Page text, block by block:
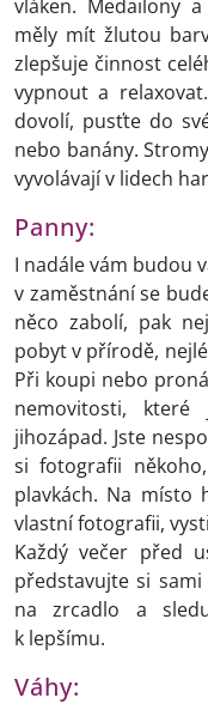
vláken. Medailony
měly mít žlutou
zlepšuje činnost
vypnout a
dovolí, pusťte do
nebo banány.
vyvolávají v lidech
Panny:
I nadále vám budou
v zaměstnání se
něco zabolí, pak
pobyt v přírodě,
Při koupi nebo
nemovitosti,
jihozápad. Jste
si fotografii
plavkách. Na místo
vlastní fotografii,
Každý večer před
představujte si
na zrcadlo a
k lepšímu.
Váhy: